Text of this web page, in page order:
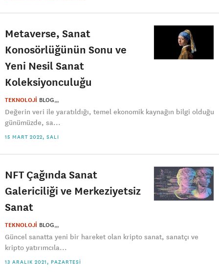
Metaverse, Sanat
Konosörlüğünün Sonu ve
Yeni Nesil Sanat
Koleksiyonculuğu
TEKNOLOJİ BLOG
Değerin veri ile yaratıldığı, temel ekonomik kaynağın bilgi olduğu
günümüzde, sa...
15 MART 2022, SALI
NFT Çağında Sanat
Galericiliği ve Merkeziyetsiz
Sanat
TEKNOLOJİ BLOG
Güncel sanatta yeni bir hareket olan kripto sanat, sanatçı ve
kripto yatırımcıla...
13 ARALIK 2021, PAZARTESI